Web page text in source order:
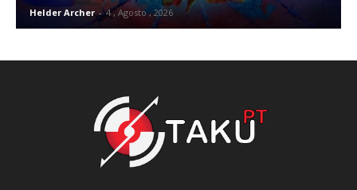
Helder Archer - 4 , Agosto , 2026